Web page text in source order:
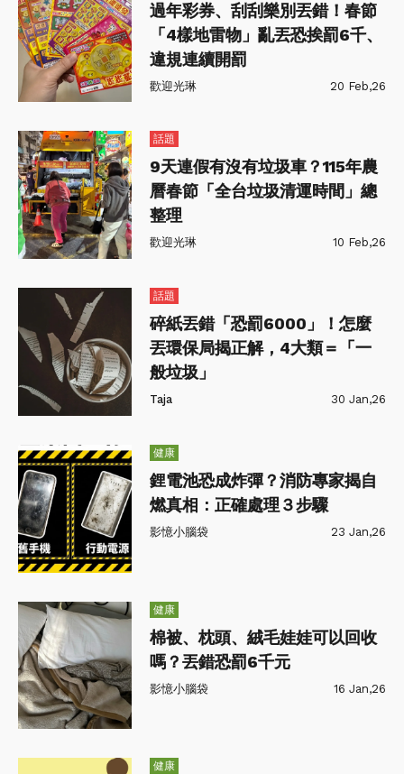
過年彩券、刮刮樂別丟錯！春節
「4樣地雷物」亂丟恐挨罰6千、
違規連續開罰
歡迎光琳 20 Feb,26
話題
9天連假有沒有垃圾車？115年農
曆春節「全台垃圾清運時間」總
整理
歡迎光琳 10 Feb,26
話題
碎紙丟錯「恐罰6000」！怎麼
丟環保局揭正解，4大類＝「一
般垃圾」
Taja 30 Jan,26
健康
鋰電池恐成炸彈？消防專家揭自
燃真相：正確處理３步驟
影憶小腦袋 23 Jan,26
健康
棉被、枕頭、絨毛娃娃可以回收
嗎？丟錯恐罰6千元
影憶小腦袋 16 Jan,26
健康